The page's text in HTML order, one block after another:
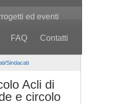
ed eventi
FAQ Contatti
Sindacati
Acli di
e circolo